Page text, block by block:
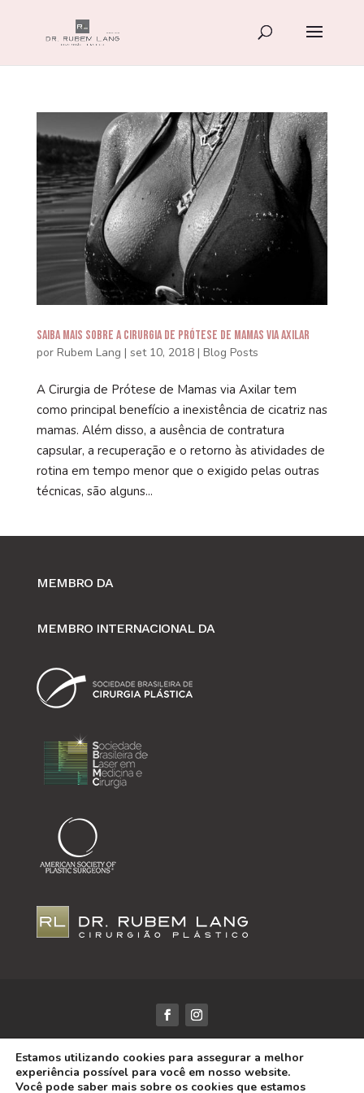
Saiba mais sobre a Cirurgia de Prótese de Mamas via Axilar
por Rubem Lang | set 10, 2018| Blog Posts
A Cirurgia de Prótese de Mamas via Axilar tem
como principal benefício a inexistência de cicatriz nas
mamas. Além disso, a ausência de contratura
capsular, a recuperação e o retorno às atividades de
rotina em tempo menor que o exigido pelas outras
técnicas, são alguns...
MEMBRO DA
MEMBRO INTERNACIONAL DA
Dr. Rubem Lang / CRM-RS: 18425 | Todos os Direitos
Reservados | Desenvolvido porDRS Marketing
As informações desse site tem objetivo puramente
Estamos utilizando cookies para assegurar a melhor
experiência possível para você em nosso website.
Você pode saber mais sobre os cookies que estamos